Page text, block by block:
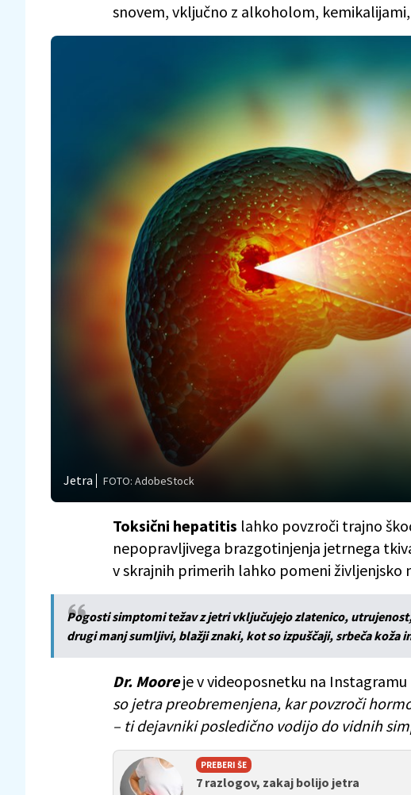
snovem, vključno z alkoholom,
Jetra FOTO: AdobeStock
Toksični hepatitis lahko povzroči trajno
nepopravljivega brazgotinjenja jetrnega
v skrajnih primerih lahko pomeni življenjsko
Pogosti simptomi težav z jetri vključujejo zlatenico,
drugi manj sumljivi, blažji znaki, kot so izpuščaji, srbeča koža
Dr. Mooreje v videoposnetku na Instagramu
so jetra preobremenjena, kar povzroči
– ti dejavniki posledično vodijo do vidnih
PREBERI ŠE
7 razlogov, zakaj bolijo jetra